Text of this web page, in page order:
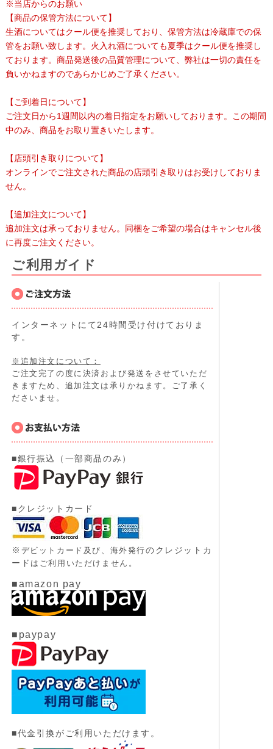
※当店からのお願い
【商品の保管方法について】
生酒についてはクール便を推奨しており、保管方法は冷蔵庫での保
管をお願い致します。火入れ酒についても夏季はクール便を推奨し
ております。商品発送後の品質管理について、弊社は一切の責任を
負いかねますのであらかじめご了承ください。
【ご到着日について】
ご注文日から1週間以内の着日指定をお願いしております。この期間
中のみ、商品をお取り置きいたします。
【店頭引き取りについて】
オンラインでご注文された商品の店頭引き取りはお受けしておりま
せん。
【追加注文について】
追加注文は承っておりません。同梱をご希望の場合はキャンセル後
に再度ご注文ください。
ご利用ガイド
インターネットにて24時間受け付けておりま
す。
※追加注文について：
ご注文完了の度に決済および発送をさせていただ
きますため、追加注文は承りかねます。ご了承く
ださいませ。
■銀行振込（一部商品のみ）
■クレジットカード
※ デビットカード及び、 海外発行のクレジットカ
ード はご利用いただけません。
■amazon pay
■paypay
■代金引換がご利用いただけます。